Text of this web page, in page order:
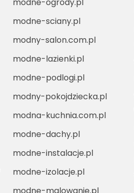
modne-sciany.pl
modny-salon.com.pl
modne-lazienki.pl
modne-podlogi.pl
modny-pokojdziecka.pl
modna-kuchnia.com.pl
modne-dachy.pl
modne-instalacje.pl
modne-izolacje.pl